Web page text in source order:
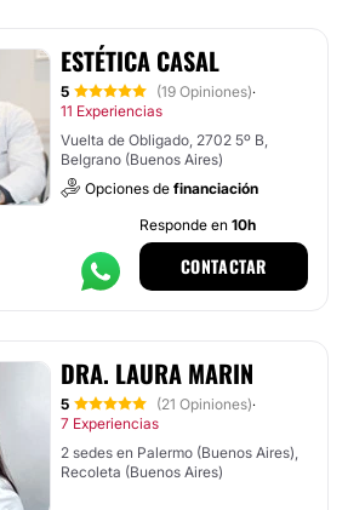
ESTÉTICA CASAL
5 (19 Opiniones)·
11 Experiencias
Vuelta de Obligado, 2702 5º B,
Belgrano (Buenos Aires)
Opciones de financiación
Responde en 10h
CONTACTAR
DRA. LAURA MARIN
5 (21 Opiniones)·
7 Experiencias
2 sedes en Palermo (Buenos Aires),
Recoleta (Buenos Aires)